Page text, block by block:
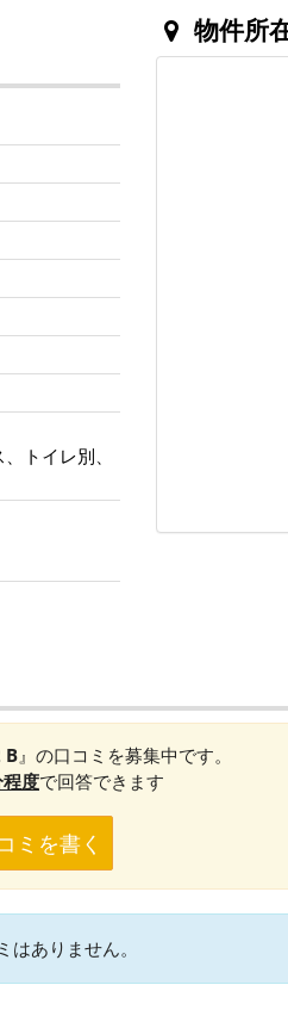
トイレ別、
物件所
B』の口コミを募集中です。
度で回答できます
ミを書く
はありません。